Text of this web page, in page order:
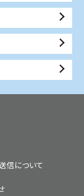
信について